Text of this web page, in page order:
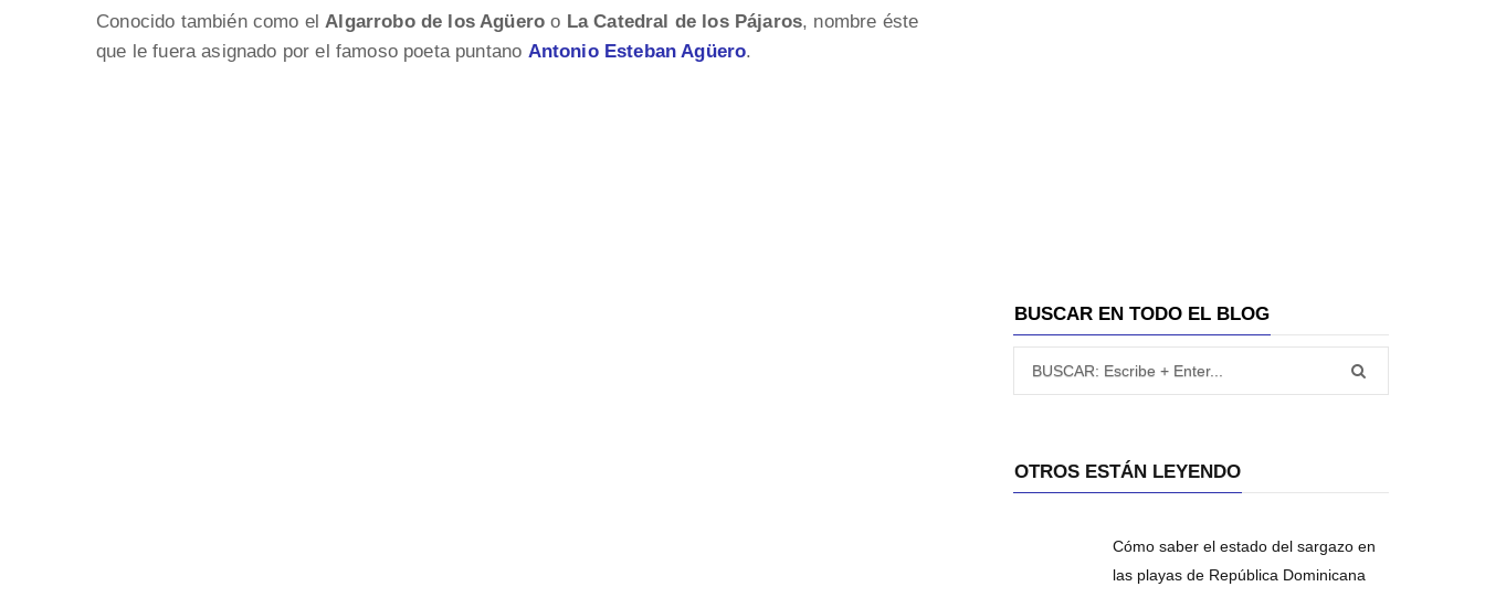
Conocido también como elAlgarrobo de los Agüero o La Catedral de los Pájaros, nombre éste
que le fuera asignado por el famoso poeta puntano Antonio Esteban Agüero.
BUSCAR EN TODO EL BLOG
OTROS ESTÁN LEYENDO
Cómo saber el estado del sargazo en
las playas de República Dominicana